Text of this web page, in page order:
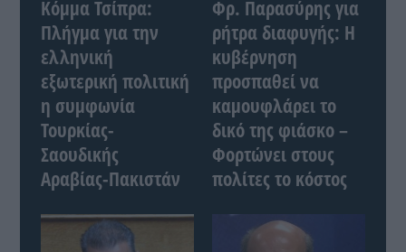
Κόμμα Τσίπρα:
Πλήγμα για την
ελληνική
εξωτερική πολιτική
η συμφωνία
Τουρκίας-
Σαουδικής
Αραβίας-Πακιστάν
Φρ. Παρασύρης για
ρήτρα διαφυγής: Η
κυβέρνηση
προσπαθεί να
καμουφλάρει το
δικό της φιάσκο –
Φορτώνει στους
πολίτες το κόστος